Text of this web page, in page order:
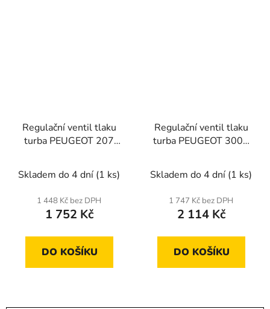
Regulační ventil tlaku
turba PEUGEOT 207
2009-
Skladem do 4 dní (1 ks)
1 448 Kč bez DPH
1 752 Kč
DO KOŠÍKU
Regulační ventil tlaku
turba PEUGEOT 3008
2009-,5008 2009-,508
2010-,RCZ 2010-
Skladem do 4 dní (1 ks)
1 747 Kč bez DPH
2 114 Kč
DO KOŠÍKU